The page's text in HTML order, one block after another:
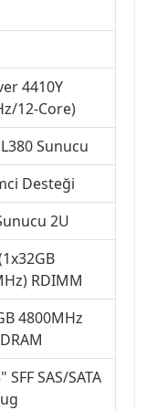
4410Y
12-Core)
Sunucu
Desteği
2U
RDIMM
4800MHz
SFF SAS/SATA